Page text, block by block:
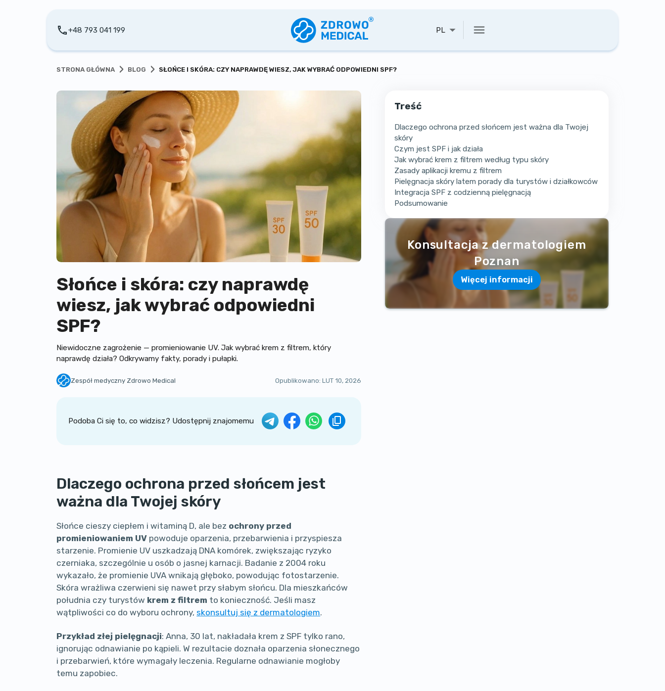
+48 793 041 199 PL
STRONA GŁÓWNA › BLOG › SŁOŃCE I SKÓRA: CZY NAPRAWDĘ WIESZ, JAK WYBRAĆ ODPOWIEDNI SPF?
Słońce i skóra: czy naprawdę
wiesz, jak wybrać odpowiedni
SPF?
Niewidoczne zagrożenie — promieniowanie UV. Jak wybrać krem z filtrem, który
naprawdę działa? Odkrywamy fakty, porady i pułapki.
Zespół medyczny Zdrowo Medical
Zespół certyfikowanych lekarzy kliniki Zdrowo Medical. Piszemy prosto o ważnych sprawach i dzielimy się wiedzą medyczną dla Twojego zdrowia.
Opublikowano:LUT 10, 2026
Podoba Ci się to, co widzisz? Udostępnij znajomemu
Dlaczego ochrona przed słońcem jest
ważna dla Twojej skóry
Słońce cieszy ciepłem i witaminą D, ale bez ochrony przed
promieniowaniem UV powoduje oparzenia, przebarwienia i przyspiesza
starzenie. Promienie UV uszkadzają DNA komórek, zwiększając ryzyko
czerniaka, szczególnie u osób o jasnej karnacji. Badanie z 2004 roku
wykazało, że promienie UVA wnikają głęboko, powodując fotostarzenie.
Skóra wrażliwa czerwieni się nawet przy słabym słońcu. Dla mieszkańców
południa czy turystów krem z filtrem to konieczność. Jeśli masz
wątpliwości co do wyboru ochrony, skonsultuj się z dermatologiem.
Przykład złej pielęgnacji: Anna, 30 lat, nakładała krem z SPF tylko rano,
ignorując odnawianie po kąpieli. W rezultacie doznała oparzenia słonecznego
i przebarwień, które wymagały leczenia. Regularne odnawianie mogłoby
temu zapobiec.
Treść
Dlaczego ochrona przed słońcem jest ważna dla Twojej
skóry
Czym jest SPF i jak działa
Jak wybrać krem z filtrem według typu skóry
Zasady aplikacji kremu z filtrem
Pielęgnacja skóry latem porady dla turystów i działkowców
Integracja SPF z codzienną pielęgnacją
Podsumowanie
Konsultacja z dermatologiem
Poznan
Więcej informacji